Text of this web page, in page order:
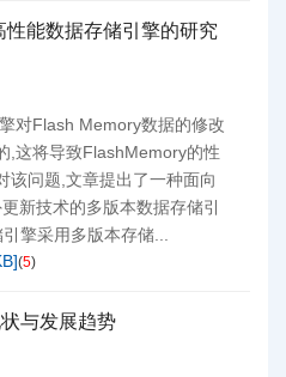
能数据存储引擎的研究
对Flash Memory数据的修改
,这将导致FlashMemory的性
该问题,文章提出了一种面向
新技术的多版本数据存储引
擎采用多版本存储...
](5)
与发展趋势